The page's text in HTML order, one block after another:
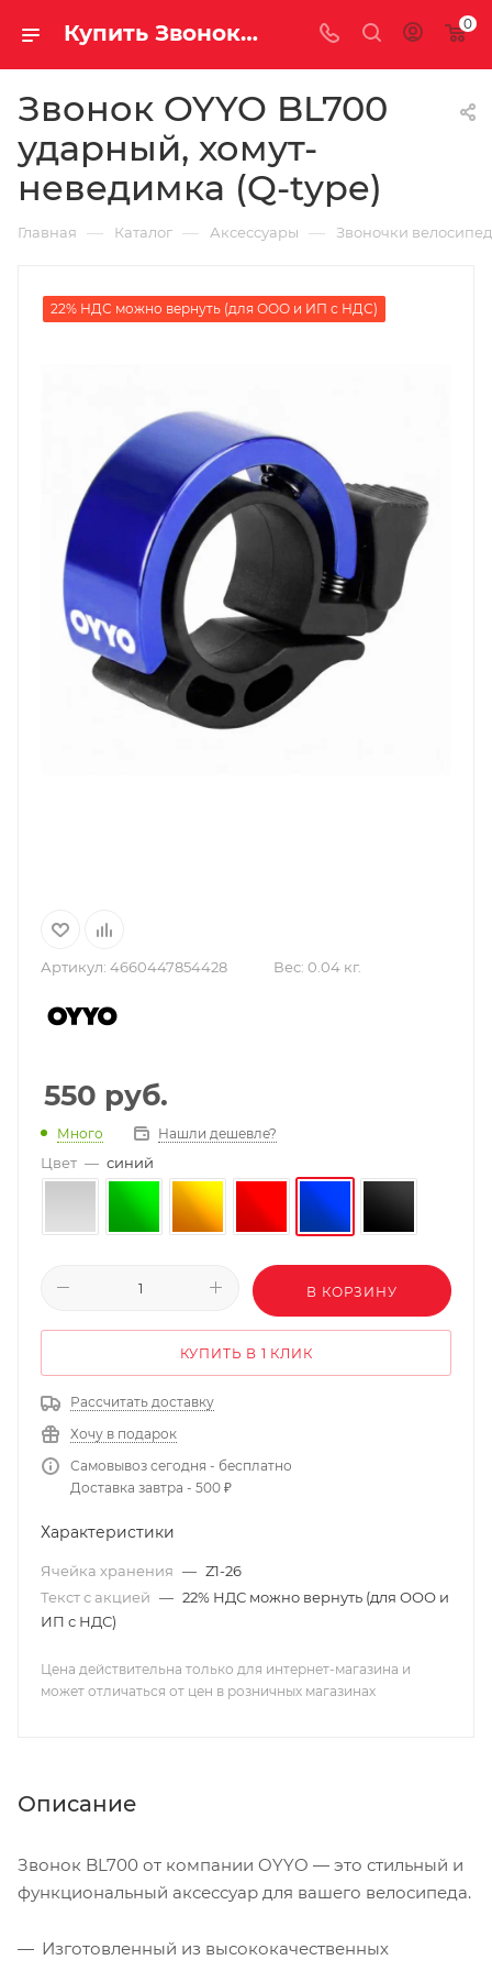
Купить Звонок OYYO BL700 ударный, хомут-неведимка (Q-type) за рублей, а со скидкой 0
Звонок OYYO BL700
ударный, хомут-
неведимка (Q-type)
Главная — Каталог — Аксессуары — Звоночки
22% НДС можно вернуть (для ООО и ИП с НДС)
Артикул: 4660447854428 Вес: 0.04 кг.
550 руб.
Много Нашли дешевле?
Цвет — синий
В КОРЗИНУ
КУПИТЬ В 1 КЛИК
Рассчитать доставку
Хочу в подарок
Самовывоз сегодня - бесплатно
Доставка завтра - 500 ₽
Характеристики
Ячейка хранения — Z1-26
Текст с акцией — 22% НДС можно вернуть (для ООО и
ИП с НДС)
Цена действительна только для интернет-магазина и
может отличаться от цен в розничных магазинах
Описание
Звонок BL700 от компании OYYO — это стильный и
функциональный аксессуар для вашего велосипеда.
Изготовленный из высококачественных